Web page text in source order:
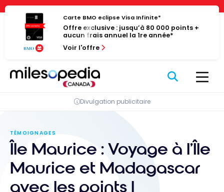
Panneau de gestion des cookies
Passer
contenu
Carte BMO eclipse Visa Infinite*
Offre exclusive : jusqu’à 80 000 points +
aucun frais annuel la 1re année*
Voir l'offre
Divulgation publicitaire
TÉMOIGNAGES
Île Maurice : Voyage à l’Île
Maurice et Madagascar
avec les points |